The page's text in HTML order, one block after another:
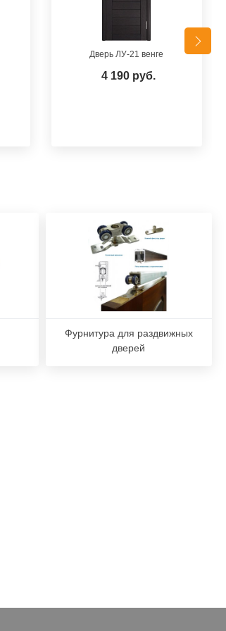
Дверь ЛУ-21 венге
4 190 руб.
Фурнитура для раздвижных
дверей